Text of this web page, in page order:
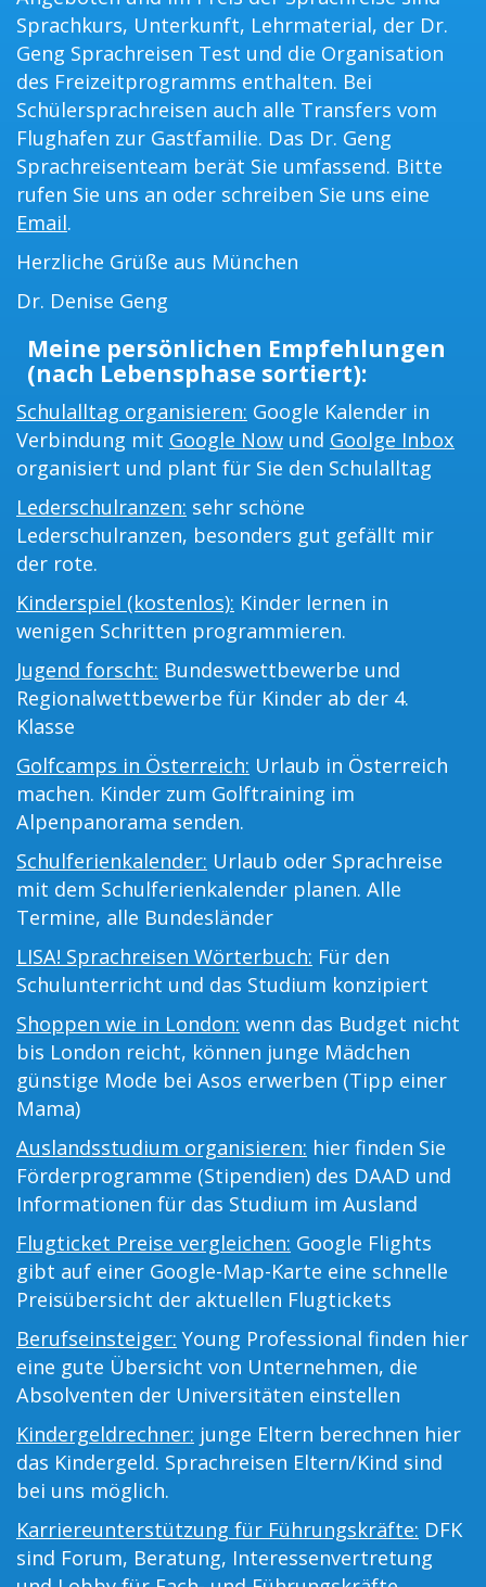
Sprachkurs, Unterkunft, Lehrmaterial, der Dr.
Geng Sprachreisen Test und die Organisation
des Freizeitprogramms enthalten. Bei
Schülersprachreisen auch alle Transfers vom
Flughafen zur Gastfamilie. Das Dr. Geng
Sprachreisenteam berät Sie umfassend. Bitte
rufen Sie uns an oder schreiben Sie uns eine
Email.
Herzliche Grüße aus München
Dr. Denise Geng
Meine persönlichen Empfehlungen
(nach Lebensphase sortiert):
Schulalltag organisieren: Google Kalender in
Verbindung mit Google Now und Goolge Inbox
organisiert und plant für Sie den Schulalltag
Lederschulranzen: sehr schöne
Lederschulranzen, besonders gut gefällt mir
der rote.
Kinderspiel (kostenlos): Kinder lernen in
wenigen Schritten programmieren.
Jugend forscht: Bundeswettbewerbe und
Regionalwettbewerbe für Kinder ab der 4.
Klasse
Golfcamps in Österreich: Urlaub in Österreich
machen. Kinder zum Golftraining im
Alpenpanorama senden.
Schulferienkalender: Urlaub oder Sprachreise
mit dem Schulferienkalender planen. Alle
Termine, alle Bundesländer
LISA! Sprachreisen Wörterbuch: Für den
Schulunterricht und das Studium konzipiert
Shoppen wie in London: wenn das Budget nicht
bis London reicht, können junge Mädchen
günstige Mode bei Asos erwerben (Tipp einer
Mama)
Auslandsstudium organisieren: hier finden Sie
Förderprogramme (Stipendien) des DAAD und
Informationen für das Studium im Ausland
Flugticket Preise vergleichen: Google Flights
gibt auf einer Google-Map-Karte eine schnelle
Preisübersicht der aktuellen Flugtickets
Berufseinsteiger: Young Professional finden hier
eine gute Übersicht von Unternehmen, die
Absolventen der Universitäten einstellen
Kindergeldrechner: junge Eltern berechnen hier
das Kindergeld. Sprachreisen Eltern/Kind sind
bei uns möglich.
Karriereunterstützung für Führungskräfte: DFK
sind Forum, Beratung, Interessenvertretung